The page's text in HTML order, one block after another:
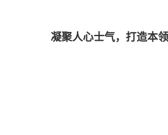
国
国
凝聚人心士气，打造本